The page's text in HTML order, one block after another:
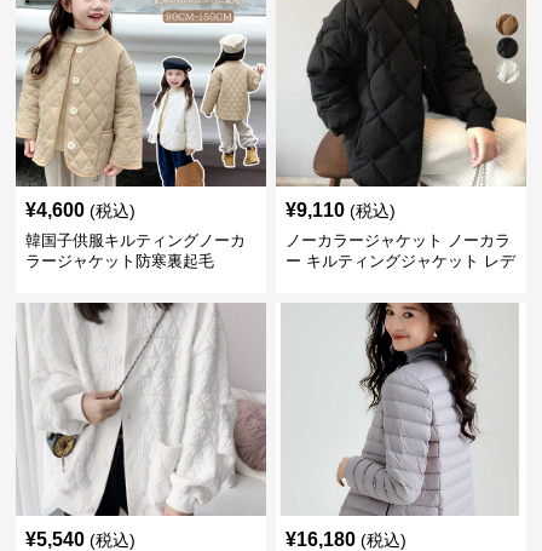
¥4,600 (税込)
韓国子供服キルティングノーカ
ラージャケット防寒裏起毛
¥9,110 (税込)
ノーカラージャケット ノーカラ
ー キルティングジャケット レデ
¥5,540 (税込) ¥16,180 (税込)